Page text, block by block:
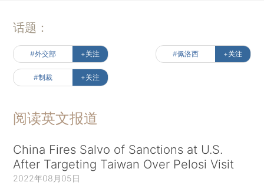
话题：
#外交部 +关注 #佩洛西 +关注
#制裁 +关注
阅读英文报道
China Fires Salvo of Sanctions at U.S.
After Targeting Taiwan Over Pelosi Visit
2022年08月05日